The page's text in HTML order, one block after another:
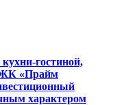
гостиной,
ЖК «Прайм
характером